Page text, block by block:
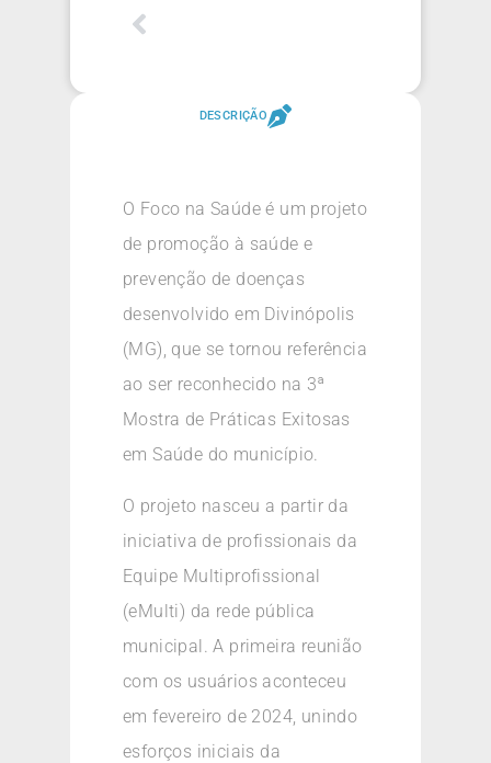
DESCRIÇÃO
O Foco na Saúde é um projeto
de promoção à saúde e
prevenção de doenças
desenvolvido em Divinópolis
(MG), que se tornou referência
ao ser reconhecido na 3ª
Mostra de Práticas Exitosas
em Saúde do município.
O projeto nasceu a partir da
iniciativa de profissionais da
Equipe Multiprofissional
(eMulti) da rede pública
municipal. A primeira reunião
com os usuários aconteceu
em fevereiro de 2024, unindo
esforços iniciais da